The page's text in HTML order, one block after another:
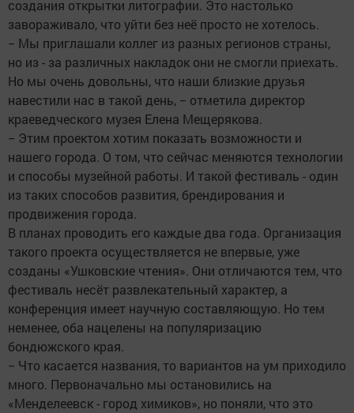
создания открытки литографии. Это настолько
завораживало, что уйти без неё просто не хотелось.
− Мы приглашали коллег из разных регионов страны,
но из - за различных накладок они не смогли приехать.
Но мы очень довольны, что наши близкие друзья
навестили нас в такой день, − отметила директор
краеведческого музея Елена Мещерякова.
− Этим проектом хотим показать возможности и
нашего города. О том, что сейчас меняются технологии
и способы музейной работы. И такой фестиваль - один
из таких способов развития, брендирования и
продвижения города.
В планах проводить его каждые два года. Организация
такого проекта осуществляется не впервые, уже
созданы «Ушковские чтения». Они отличаются тем, что
фестиваль несёт развлекательный характер, а
конференция имеет научную составляющую. Но тем
неменее, оба нацелены на популяризацию
бондюжского края.
− Что касается названия, то вариантов на ум приходило
много. Первоначально мы остановились на
«Менделеевск - город химиков», но поняли, что это